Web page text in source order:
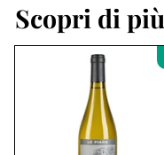
Scopri di più